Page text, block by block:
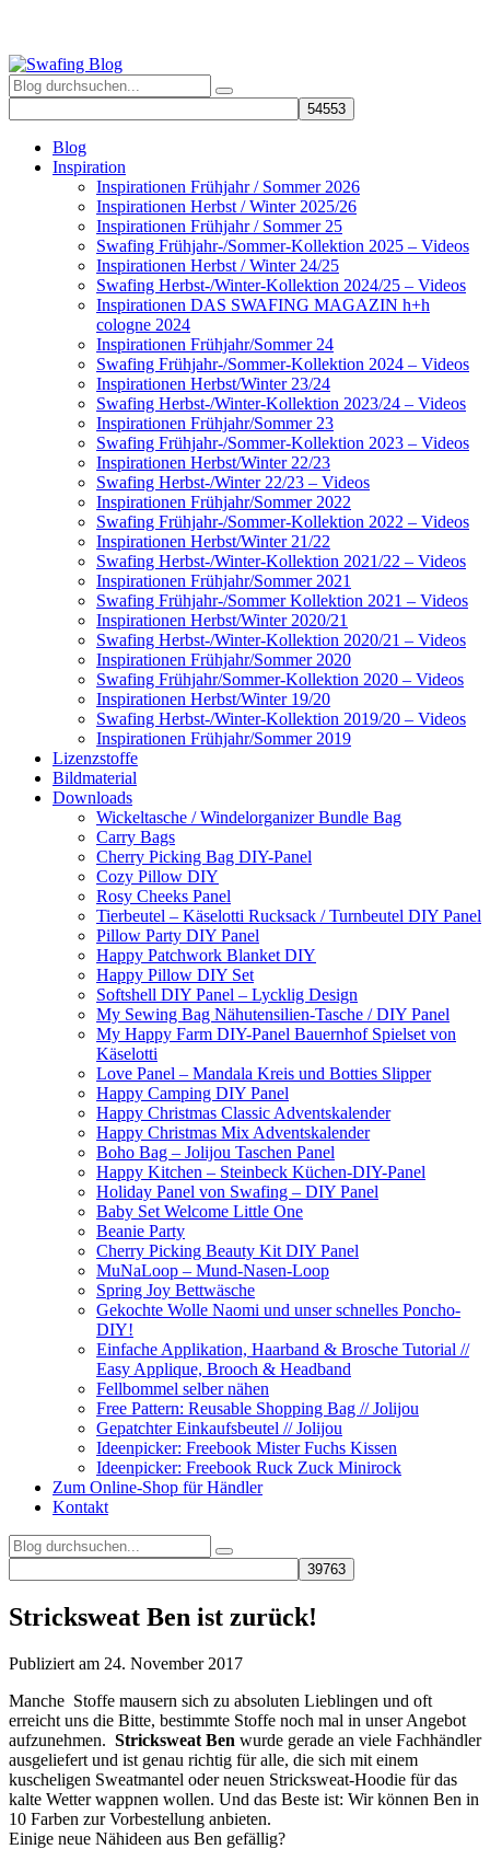
Blog
Inspiration
Inspirationen Frühjahr / Sommer 2026
Inspirationen Herbst / Winter 2025/26
Inspirationen Frühjahr / Sommer 25
Swafing Frühjahr-/Sommer-Kollektion 2025 – Videos
Inspirationen Herbst / Winter 24/25
Swafing Herbst-/Winter-Kollektion 2024/25 – Videos
Inspirationen DAS SWAFING MAGAZIN h+h
cologne 2024
Inspirationen Frühjahr/Sommer 24
Swafing Frühjahr-/Sommer-Kollektion 2024 – Videos
Inspirationen Herbst/Winter 23/24
Swafing Herbst-/Winter-Kollektion 2023/24 – Videos
Inspirationen Frühjahr/Sommer 23
Swafing Frühjahr-/Sommer-Kollektion 2023 – Videos
Inspirationen Herbst/Winter 22/23
Swafing Herbst-/Winter 22/23 – Videos
Inspirationen Frühjahr/Sommer 2022
Swafing Frühjahr-/Sommer-Kollektion 2022 – Videos
Inspirationen Herbst/Winter 21/22
Swafing Herbst-/Winter-Kollektion 2021/22 – Videos
Inspirationen Frühjahr/Sommer 2021
Swafing Frühjahr-/Sommer Kollektion 2021 – Videos
Inspirationen Herbst/Winter 2020/21
Swafing Herbst-/Winter-Kollektion 2020/21 – Videos
Inspirationen Frühjahr/Sommer 2020
Swafing Frühjahr/Sommer-Kollektion 2020 – Videos
Inspirationen Herbst/Winter 19/20
Swafing Herbst-/Winter-Kollektion 2019/20 – Videos
Inspirationen Frühjahr/Sommer 2019
Lizenzstoffe
Bildmaterial
Downloads
Wickeltasche / Windelorganizer Bundle Bag
Carry Bags
Cherry Picking Bag DIY-Panel
Cozy Pillow DIY
Rosy Cheeks Panel
Tierbeutel – Käselotti Rucksack / Turnbeutel DIY Panel
Pillow Party DIY Panel
Happy Patchwork Blanket DIY
Happy Pillow DIY Set
Softshell DIY Panel – Lycklig Design
My Sewing Bag Nähutensilien-Tasche / DIY Panel
My Happy Farm DIY-Panel Bauernhof Spielset von
Käselotti
Love Panel – Mandala Kreis und Botties Slipper
Happy Camping DIY Panel
Happy Christmas Classic Adventskalender
Happy Christmas Mix Adventskalender
Boho Bag – Jolijou Taschen Panel
Happy Kitchen – Steinbeck Küchen-DIY-Panel
Holiday Panel von Swafing – DIY Panel
Baby Set Welcome Little One
Beanie Party
Cherry Picking Beauty Kit DIY Panel
MuNaLoop – Mund-Nasen-Loop
Spring Joy Bettwäsche
Gekochte Wolle Naomi und unser schnelles Poncho-
DIY!
Einfache Applikation, Haarband & Brosche Tutorial //
Easy Applique, Brooch & Headband
Fellbommel selber nähen
Free Pattern: Reusable Shopping Bag // Jolijou
Gepatchter Einkaufsbeutel // Jolijou
Ideenpicker: Freebook Mister Fuchs Kissen
Ideenpicker: Freebook Ruck Zuck Minirock
Zum Online-Shop für Händler
Kontakt
Stricksweat Ben ist zurück!
Publiziert am 24. November 2017
Manche Stoffe mausern sich zu absoluten Lieblingen und oft
erreicht uns die Bitte, bestimmte Stoffe noch mal in unser Angebot
aufzunehmen. Stricksweat Ben wurde gerade an viele Fachhändler
ausgeliefert und ist genau richtig für alle, die sich mit einem
kuscheligen Sweatmantel oder neuen Stricksweat-Hoodie für das
kalte Wetter wappnen wollen. Und das Beste ist: Wir können Ben in
10 Farben zur Vorbestellung anbieten.
Einige neue Nähideen aus Ben gefällig?